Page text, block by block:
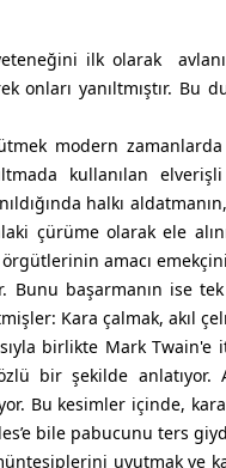
ilk olarak
onları yanıltmıştır.
modern
kullanılan
halkı
çürüme olarak ele
örgütlerinin amacı
başarmanın ise
Kara çalmak, akıl
birlikte Mark
özlü bir şekilde
Bu kesimler içinde,
bile pabucunu ters
uyutmak ve